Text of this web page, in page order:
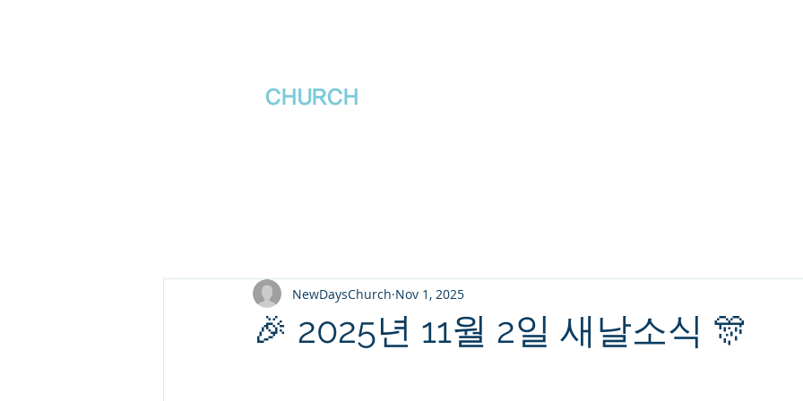
CHURCH
🎉 2025년 11월 2일 새날소식 🎊
NewDaysChurch Nov 1, 2025